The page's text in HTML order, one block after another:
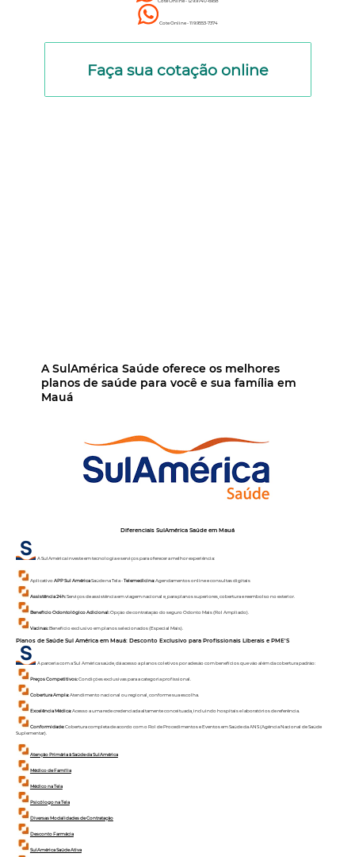
Faça sua cotação online
Cote Online - 12 9.9740-6958
Cote Online - 11 9.9553-7374
Diferenciais SulAmérica Saúde em Mauá
A SulAmérica investe em tecnologia e serviços para oferecer a melhor experiência:
AplicativoAPP Sul AméricaSaúde na Tela -Telemedicina:Agendamentos online e consultas digitais
Assistência 24h:Serviços de assistência em viagem nacional e, para planos superiores, cobertura e reembolso no exterior.
Benefício Odontológico Adicional:Opção de contratação do seguro Odonto Mais (Rol Ampliado).
Vacinas:Benefício exclusivo em planos selecionados (Especial Mais).
Planos de Saúde Sul América em Mauá:Desconto Exclusivo para Profissionais Liberais e PME'S
A parceria com a Sul América saúde, dá acesso a planos coletivos por adesão com benefícios que vão além da cobertura padrão:
Preços Competitivos:Condições exclusivas para a categoria profissional.
Cobertura Ampla:Atendimento nacional ou regional, conforme sua escolha.
Excelência Médica:Acesso a uma rede credenciada altamente conceituada, incluindo hospitais e laboratórios de referência.
Conformidade:Cobertura completa de acordo com o Rol de Procedimentos e Eventos em Saúde da ANS (Agência Nacional de Saúde
Suplementar).
Atenção Primária à Saúde da SulAmérica
Médico de Família
Médico na Tela
Psicólogo na Tela
Diversas Modalidades de Contratação
Desconto Farmácia
SulAmérica Saúde Ativa
A SulAmérica Saúde oferece os melhores
planos de saúde para você e sua família em
Mauá